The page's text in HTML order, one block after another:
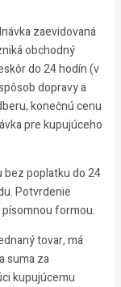
zaevidovaná
obchodný
do 24 hodín (v
dopravy a
konečnú cenu
pre kupujúceho
bez poplatku do 24
Potvrdenie
formou.
tovar, má
suma za
kupujúcemu